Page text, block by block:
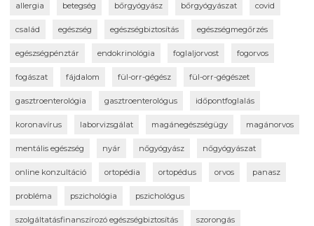
allergia betegség bőrgyógyász bőrgyógyászat covid
család egészség egészségbiztosítás egészségmegőrzés
egészségpénztár endokrinológia foglaljorvost fogorvos
fogászat fájdalom fül-orr-gégész fül-orr-gégészet
gasztroenterológia gasztroenterológus időpontfoglalás
koronavírus laborvizsgálat magánegészségügy magánorvos
mentális egészség nyár nőgyógyász nőgyógyászat
online konzultáció ortopédia ortopédus orvos panasz
probléma pszichológia pszichológus
szolgáltatásfinanszírozó egészségbiztosítás szorongás